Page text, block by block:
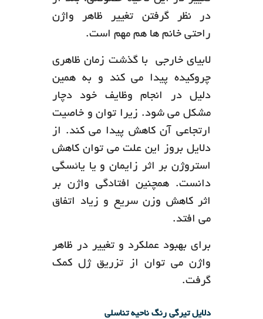
در نظر گرفتن تغییر ظاهر واژن
راحتی خانم ها هم مهم است.
لابیای خارجی با گذشت زمان ظاهری
چروکیده پیدا می کند و به همین
دلیل در انجام وظایف خود دچار
مشکل می شود. زیرا توان و خاصیت
ارتجاعی آن کاهش پیدا می کند. از
دلایل بروز این علت می توان کاهش
استروژن بر اثر زایمان و یا یائسگی
دانست. همچنین افتادگی واژن بر
اثر کاهش وزن سریع و زیاد اتفاق
می افتد.
برای بهبود عملکرد و تغییر در ظاهر
واژن می توان از تزریق ژل کمک
گرفت.
دلایل تیرگی رنگ ناحیه تناسلی